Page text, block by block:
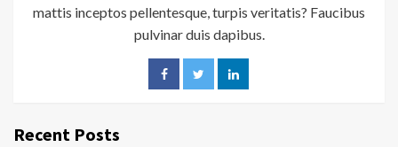
mattis inceptos pellentesque, turpis veritatis? Faucibus
pulvinar duis dapibus.
Recent Posts